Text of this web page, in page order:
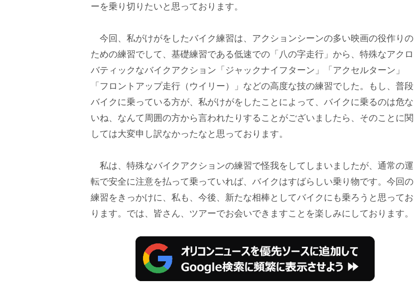
ーを乗り切りたいと思っております。
今回、私がけがをしたバイク練習は、アクションシーンの多い映画の役作りの
ための練習でして、基礎練習である低速での「八の字走行」から、特殊なアクロ
バティックなバイクアクション「ジャックナイフターン」「アクセルターン」
「フロントアップ走行（ウイリー）」などの高度な技の練習でした。もし、普段
バイクに乗っている方が、私がけがをしたことによって、バイクに乗るのは危な
いね、なんて周囲の方から言われたりすることがございましたら、そのことに関
しては大変申し訳なかったなと思っております。
私は、特殊なバイクアクションの練習で怪我をしてしまいましたが、通常の運
転で安全に注意を払って乗っていれば、バイクはすばらしい乗り物です。今回の
練習をきっかけに、私も、今後、新たな相棒としてバイクにも乗ろうと思ってお
ります。では、皆さん、ツアーでお会いできますことを楽しみにしております。